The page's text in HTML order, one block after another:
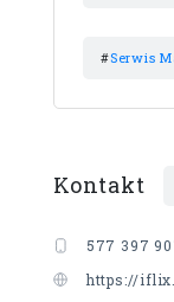
#Serwis
Kontakt
577 397
https://